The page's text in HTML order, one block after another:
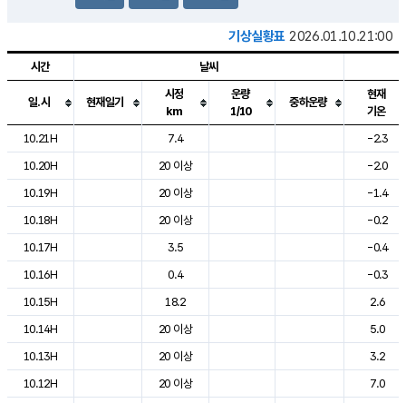
기상실황표 2026.01.10.21:00
도시별 기상실황표로 지점, 날씨, 기온, 강수, 바람, 기압등을 안내한 표입
시간 날씨
일.시 현재일기
시정
km
운량
1/10
중하운량
현재
기온
10.21H
7.4
-2.3
10.20H
20 이상
-2.0
10.19H
20 이상
-1.4
10.18H
20 이상
-0.2
10.17H
3.5
-0.4
10.16H
0.4
-0.3
10.15H
18.2
2.6
10.14H
20 이상
5.0
10.13H
20 이상
3.2
10.12H
20 이상
7.0